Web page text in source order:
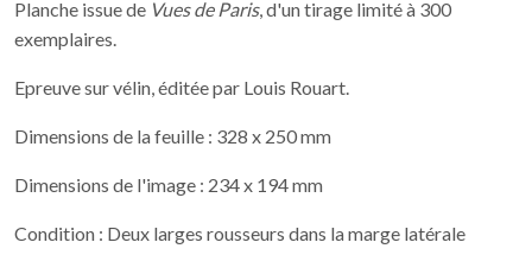
Planche issue de Vues de Paris, d'un tirage limité à 300
exemplaires.
Epreuve sur vélin, éditée par Louis Rouart.
Dimensions de la feuille : 328 x 250 mm
Dimensions de l'image : 234 x 194 mm
Condition : Deux larges rousseurs dans la marge latérale